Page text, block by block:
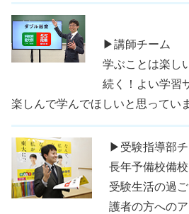
▶講師チーム
学ぶことは楽
続く！よい学習
楽しんで学んでほしいと思ってい
▶受験指導部チ
長年予備校備
受験生活の過
護者の方への